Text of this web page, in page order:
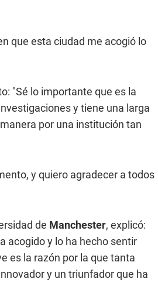
que esta ciudad me acogió lo
"Sé lo importante que es la
y tiene una larga
por una institución tan
y quiero agradecer a todos
de Manchester, explicó:
acogido y lo ha hecho sentir
es la razón por la que tanta
y un triunfador que ha